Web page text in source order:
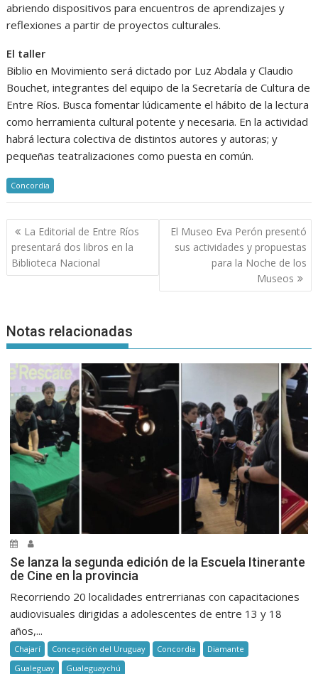
abriendo dispositivos para encuentros de aprendizajes y
reflexiones a partir de proyectos culturales.
El taller
Biblio en Movimiento será dictado por Luz Abdala y Claudio
Bouchet, integrantes del equipo de la Secretaría de Cultura de
Entre Ríos. Busca fomentar lúdicamente el hábito de la lectura
como herramienta cultural potente y necesaria. En la actividad
habrá lectura colectiva de distintos autores y autoras; y
pequeñas teatralizaciones como puesta en común.
Concordia
Navegación
de
entradas
La Editorial de Entre Ríos
presentará dos libros en la
Biblioteca Nacional
El Museo Eva Perón presentó
sus actividades y propuestas
para la Noche de los
Museos
Notas relacionadas
Se lanza la segunda edición de la Escuela Itinerante
de Cine en la provincia
Recorriendo 20 localidades entrerrianas con capacitaciones
audiovisuales dirigidas a adolescentes de entre 13 y 18
años,...
Chajarí Concepción del Uruguay Concordia
Diamante
Gualeguay
Gualeguaychú